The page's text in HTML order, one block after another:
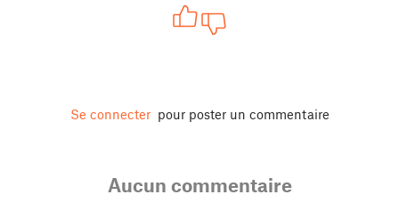
Se connecter pour poster un commentaire
Aucun commentaire